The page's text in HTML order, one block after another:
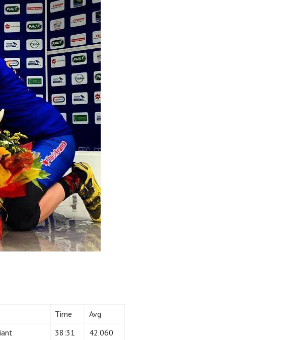
Time
Avg
38:31
42.060